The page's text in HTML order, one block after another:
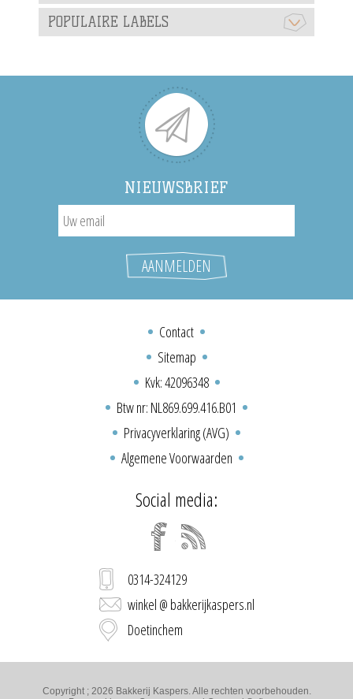
POPULAIRE LABELS
NIEUWSBRIEF
Contact
Sitemap
Kvk: 42096348
Btw nr: NL869.699.416.B01
Privacyverklaring (AVG)
Algemene Voorwaarden
Social media:
0314-324129
winkel @ bakkerijkaspers.nl
Doetinchem
Copyright ; 2026 Bakkerij Kaspers. Alle rechten voorbehouden.